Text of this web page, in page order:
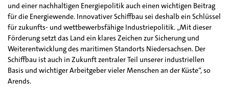
und einer nachhaltigen Energiepolitik auch einen wichtigen Beitrag
für die Energiewende. Innovativer Schiffbau sei deshalb ein Schlüssel
für zukunfts- und wettbewerbsfähige Industriepolitik. „Mit dieser
Förderung setzt das Land ein klares Zeichen zur Sicherung und
Weiterentwicklung des maritimen Standorts Niedersachsen. Der
Schiffbau ist auch in Zukunft zentraler Teil unserer industriellen
Basis und wichtiger Arbeitgeber vieler Menschen an der Küste“, so
Arends.